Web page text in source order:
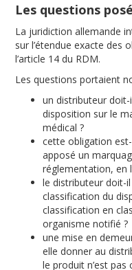
Les questions
La juridiction allemande
sur l’étendue exacte des
l’article 14 du RDM.
Les questions portaient
un distributeur doit-
disposition sur le
médical ?
cette obligation
apposé un
réglementation, en
le distributeur doit-
classification du
classification en
organisme notifié ?
une mise en
elle donner au
le produit n’est